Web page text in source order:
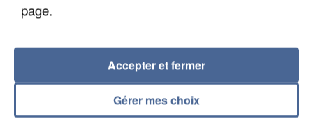
UNE TOURISTE DE L’OISE EMPORTÉE PAR UNE
page.
Gérer mes choix
Accepter et fermer